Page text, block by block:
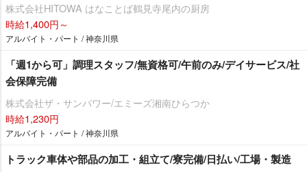
株式会社HITOWA はなことば鶴見寺尾内の厨房
時給1,400円～
アルバイト・パート / 神奈川県
「週1から可」調理スタッフ/無資格可/午前のみ/デイサービス/社
会保障完備
株式会社ザ・サンパワー/エミーズ湘南ひらつか
時給1,230円
アルバイト・パート / 神奈川県
トラック車体や部品の加工・組立て/寮完備/日払い/工場・製造